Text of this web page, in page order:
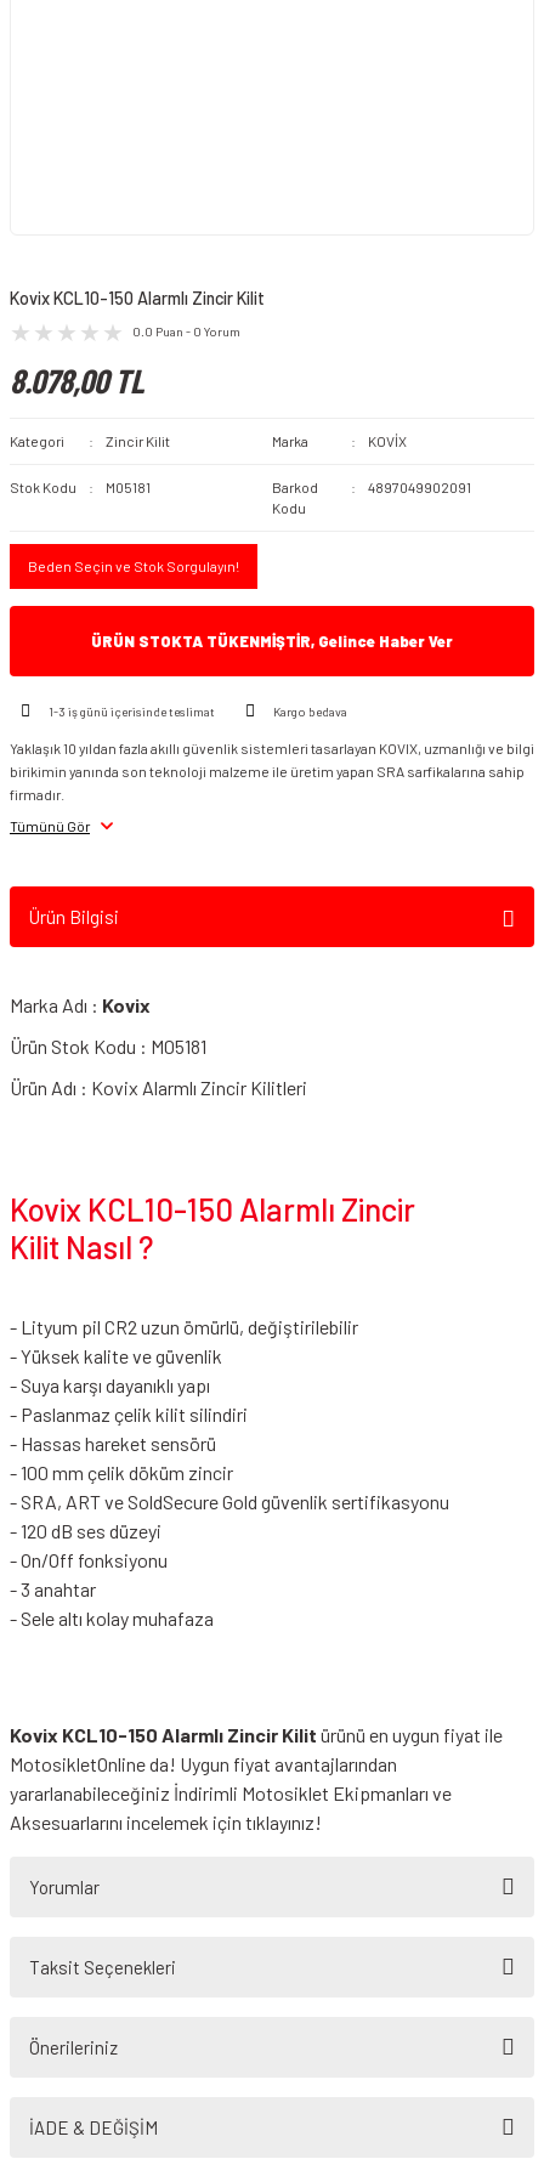
Kovix KCL10-150 Alarmlı Zincir Kilit
0.0 Puan - 0 Yorum
8.078,00 TL
Kategori Zincir Kilit Marka KOVİX
Stok Kodu M05181
Barkod
Kodu
4897049902091
Beden Seçin ve Stok Sorgulayın!
ÜRÜN STOKTA TÜKENMİŞTİR, Gelince Haber Ver
1-3 iş günü içerisinde teslimat Kargo bedava
Yaklaşık 10 yıldan fazla akıllı güvenlik sistemleri tasarlayan KOVIX, uzmanlığı ve bilgi
birikimin yanında son teknoloji malzeme ile üretim yapan SRA sarfikalarına sahip
firmadır.
Tümünü Gör
Ürün Bilgisi
Marka Adı : Kovix
Ürün Stok Kodu : M05181
Ürün Adı : Kovix Alarmlı Zincir Kilitleri
Kovix KCL10-150 Alarmlı Zincir
Kilit Nasıl ?
- Lityum pil CR2 uzun ömürlü, değiştirilebilir
- Yüksek kalite ve güvenlik
- Suya karşı dayanıklı yapı
- Paslanmaz çelik kilit silindiri
- Hassas hareket sensörü
- 100 mm çelik döküm zincir
- SRA, ART ve SoldSecure Gold güvenlik sertifikasyonu
- 120 dB ses düzeyi
- On/Off fonksiyonu
- 3 anahtar
- Sele altı kolay muhafaza
Kovix KCL10-150 Alarmlı Zincir Kilit ürünü en uygun fiyat ile
MotosikletOnline da! Uygun fiyat avantajlarından
yararlanabileceğiniz İndirimli Motosiklet Ekipmanları ve
Aksesuarlarını incelemek için tıklayınız!
Yorumlar
Taksit Seçenekleri
Önerileriniz
yetersiz gördüğünüz noktaları öneri formunu kullanarak tarafımıza
İADE & DEĞİŞİM